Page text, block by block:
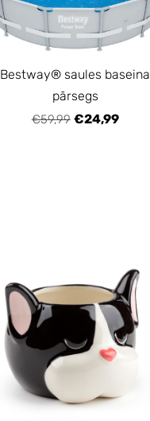
Bestway® saules baseina
pārsegs
€59,99 €24,99